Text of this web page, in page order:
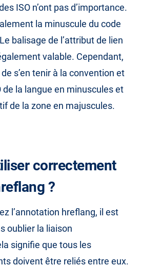
ISO n’ont pas d’importance.
la minuscule du code
balisage de l’attribut de lien
valable. Cependant,
s’en tenir à la convention et
de la langue en minuscules et
de la zone en majuscules.
correctement
?
l’annotation hreflang, il est
oublier la liaison
signifie que tous les
doivent être reliés entre eux.